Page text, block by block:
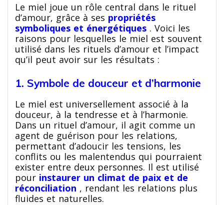
Le miel joue un rôle central dans le rituel
d’amour, grâce à ses propriétés
symboliques et énergétiques . Voici les
raisons pour lesquelles le miel est souvent
utilisé dans les rituels d’amour et l’impact
qu’il peut avoir sur les résultats :
1. Symbole de douceur et d’harmonie
Le miel est universellement associé à la
douceur, à la tendresse et à l’harmonie.
Dans un rituel d’amour, il agit comme un
agent de guérison pour les relations,
permettant d’adoucir les tensions, les
conflits ou les malentendus qui pourraient
exister entre deux personnes. Il est utilisé
pour instaurer un climat de paix et de
réconciliation , rendant les relations plus
fluides et naturelles.